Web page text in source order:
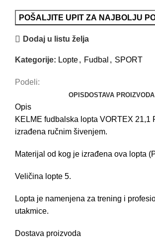
POŠALJITE UPIT ZA NAJBOLJU
Dodaj u listu želja
Kategorije: Lopte, Fudbal , SPORT
Podeli:
OPISDOSTAVA PROIZVODA
Opis
KELME fudbalska lopta VORTEX 21,1
izrađena ručnim šivenjem.
Materijal od kog je izrađena ova lopta
Veličina lopte 5.
Lopta je namenjena za trening i
utakmice.
Dostava proizvoda